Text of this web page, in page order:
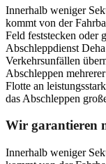
Innerhalb weniger
kommt von der
Feld feststecken oder
Abschleppdienst
Verkehrsunfällen
Abschleppen
Flotte an
das Abschleppen
Wir garantieren
Innerhalb weniger